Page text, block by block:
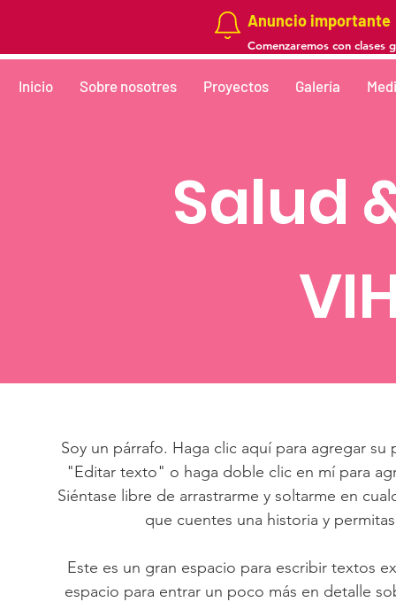
Anuncio importante
Comenzaremos con
Inicio Sobre nosotres Proyectos Galería
Salud
Soy un párrafo. Haga clic aquí para agregar
"Editar texto" o haga doble clic en mí para
Siéntase libre de arrastrarme y soltarme en
que cuentes una historia y
Este es un gran espacio para escribir textos
espacio para entrar un poco más en detalle